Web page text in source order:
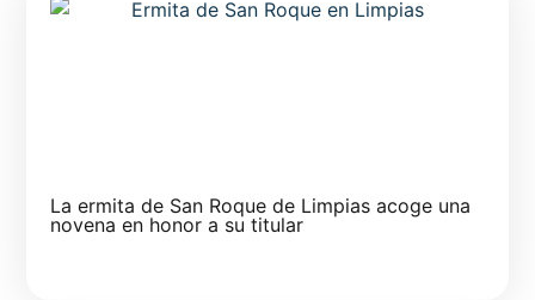
La ermita de San Roque de Limpias acoge una
novena en honor a su titular